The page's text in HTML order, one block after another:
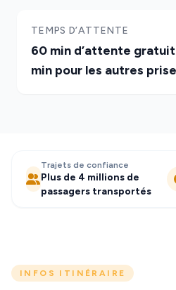
TEMPS D’ATTENTE
60 min d’attente
min pour les autres
Trajets de confiance
Plus de 4 millions de
passagers transportés
INFOS ITINÉRAIRE